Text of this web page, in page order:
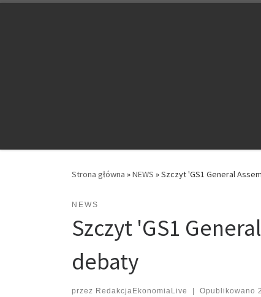
Strona główna »NEWS »Szczyt 'GS1 General
NEWS
Szczyt 'GS1
debaty
przez RedakcjaEkonomiaLive | Opublikowano